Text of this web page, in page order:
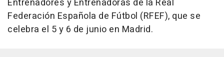
Entrenadores y Entrenadoras de la Real
Federación Española de Fútbol (RFEF), que se
celebra el 5 y 6 de junio en Madrid.